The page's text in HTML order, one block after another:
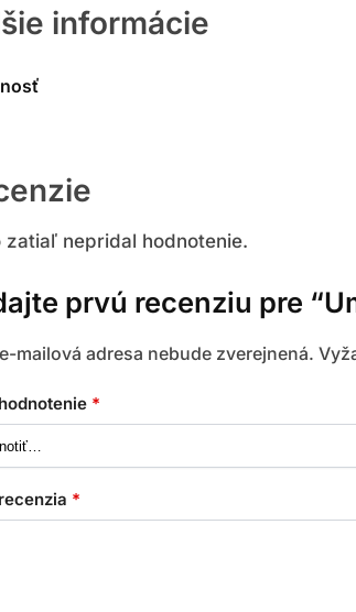
informácie
zatiaľ nepridal hodnotenie.
prvú recenziu pre
mailová adresa nebude zverejnená.
*
*